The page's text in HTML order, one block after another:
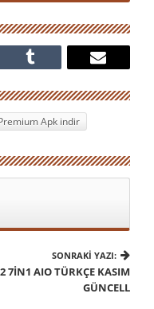
Apk indir
SONRAKI YAZI:
7IN1 AIO TÜRKÇE KASIM
GÜNCELL